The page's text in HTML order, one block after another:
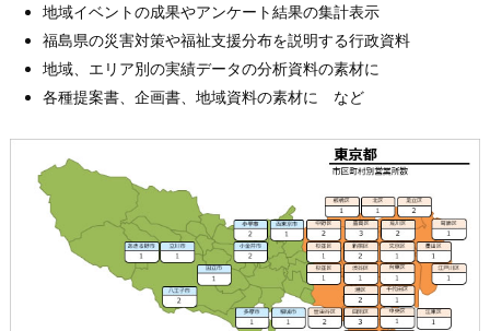
地域イベントの成果やアンケート結果の集計表示
福島県の災害対策や福祉支援分布を説明する行政資料
地域、エリア別の実績データの分析資料の素材に
各種提案書、企画書、地域資料の素材に など